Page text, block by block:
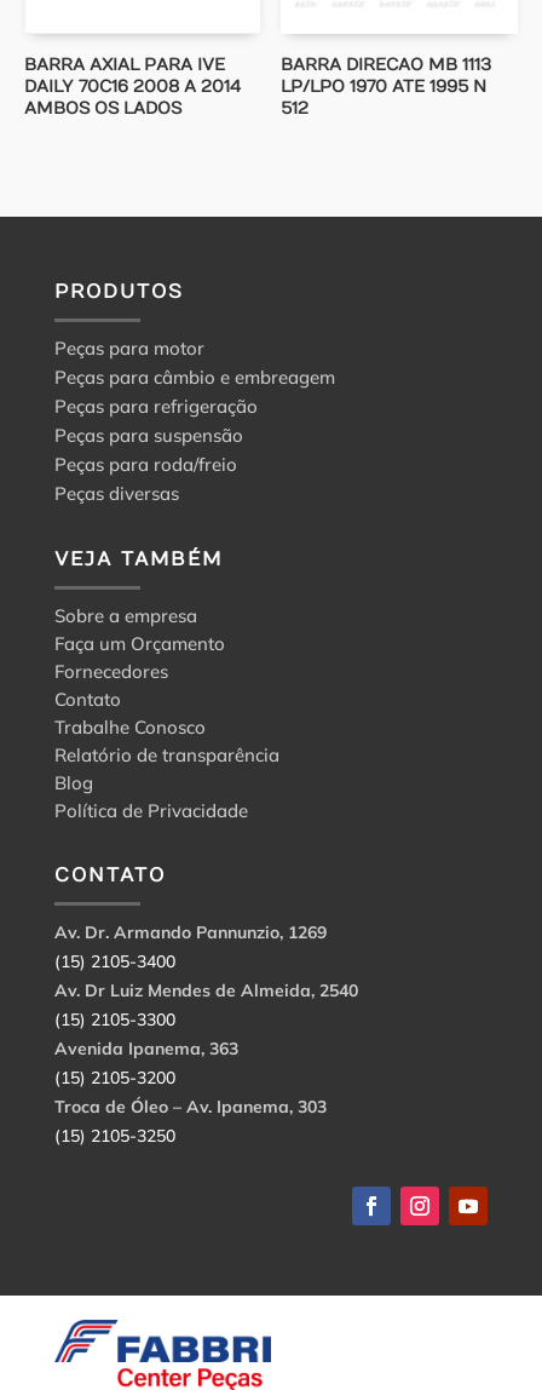
BARRA AXIAL PARA IVE
DAILY 70C16 2008 A 2014
AMBOS OS LADOS
BARRA DIRECAO MB 1113
LP/LPO 1970 ATE 1995 N
512
PRODUTOS
Peças para motor
Peças para câmbio e embreagem
Peças para refrigeração
Peças para suspensão
Peças para roda/freio
Peças diversas
VEJA TAMBÉM
Sobre a empresa
Faça um Orçamento
Fornecedores
Contato
Trabalhe Conosco
Relatório de transparência
Blog
Política de Privacidade
CONTATO
Av. Dr. Armando Pannunzio, 1269
(15) 2105-3400
Av. Dr Luiz Mendes de Almeida, 2540
(15) 2105-3300
Avenida Ipanema, 363
(15) 2105-3200
Troca de Óleo – Av. Ipanema, 303
(15) 2105-3250